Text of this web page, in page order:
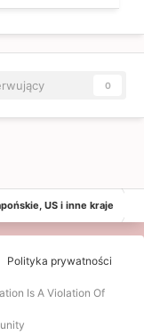
0
US i inne kraje
Polityka prywatności
Is A Violation Of